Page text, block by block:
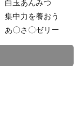
白玉あんみつ
中力を養おう
あ〇さ〇ゼリー